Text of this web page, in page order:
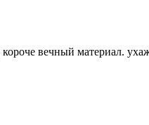
вечный материал.